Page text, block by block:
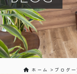
ホーム ブログ一